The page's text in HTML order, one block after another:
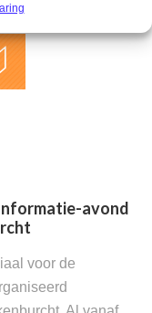
avond
voor de